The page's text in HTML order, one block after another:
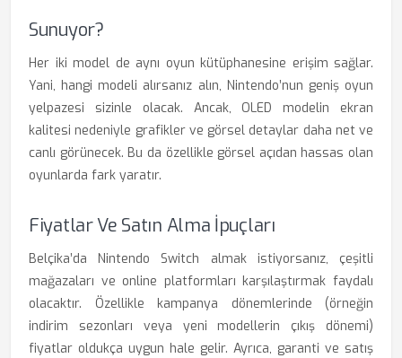
Sunuyor?
Her iki model de aynı oyun kütüphanesine erişim sağlar.
Yani, hangi modeli alırsanız alın, Nintendo’nun geniş oyun
yelpazesi sizinle olacak. Ancak, OLED modelin ekran
kalitesi nedeniyle grafikler ve görsel detaylar daha net ve
canlı görünecek. Bu da özellikle görsel açıdan hassas olan
oyunlarda fark yaratır.
Fiyatlar Ve Satın Alma İpuçları
Belçika’da Nintendo Switch almak istiyorsanız, çeşitli
mağazaları ve online platformları karşılaştırmak faydalı
olacaktır. Özellikle kampanya dönemlerinde (örneğin
indirim sezonları veya yeni modellerin çıkış dönemi)
fiyatlar oldukça uygun hale gelir. Ayrıca, garanti ve satış